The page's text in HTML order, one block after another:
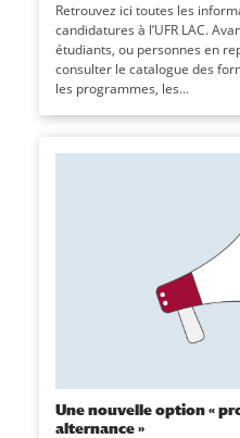
Retrouvez ici toutes les
candidatures à l’UFR LAC.
étudiants, ou personnes en
consulter le catalogue des
les programmes, les...
Une nouvelle option «
alternance »